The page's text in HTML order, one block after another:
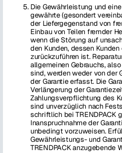
Die Gewährleistung und
gewährte (gesondert
der Liefergegenstand von
Einbau von Teilen fremder
wenn die Störung auf
den Kunden, dessen
zurückzuführen ist.
allgemeinen Gebrauchs,
sind, werden weder von der
der Garantie erfasst. Die
Verlängerung der
Zahlungsverpflichtung des
sind unverzüglich nach
schriftlich bei TRENDPACK
Inanspruchnahme der
unbedingt vorzuweisen.
Gewährleistungs- und
TRENDPACK anzugebende